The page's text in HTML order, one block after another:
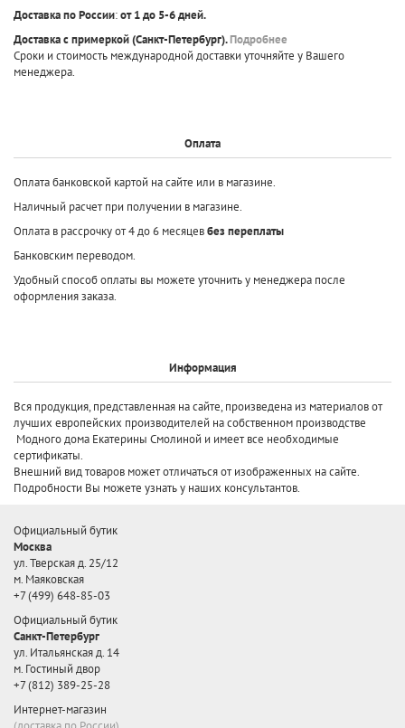
Доставка по России:от 1 до 5-6 дней.
Доставка с примеркой(Санкт-Петербург).Подробнее
Сроки и стоимость международной доставки уточняйте у Вашего
менеджера.
Оплата
Оплата банковской картой на сайте или в магазине.
Наличный расчет при получении в магазине.
Оплата в рассрочку от 4 до 6 месяцевбез переплаты
Банковским переводом.
Удобный способ оплаты вы можете уточнить у менеджера после
оформления заказа.
Информация
Вся продукция, представленная на сайте, произведена из материалов от
лучших европейских производителей на собственном производстве
Модного дома Екатерины Смолиной и имеет все необходимые
сертификаты.
Внешний вид товаров может отличаться от изображенных на сайте.
Подробности Вы можете узнать у наших консультантов.
Официальный бутик
Москва
ул. Тверская д. 25/12
м. Маяковская
+7 (499) 648-85-03
Официальный бутик
Санкт-Петербург
ул. Итальянская д. 14
м. Гостиный двор
+7 (812) 389-25-28
Интернет-магазин